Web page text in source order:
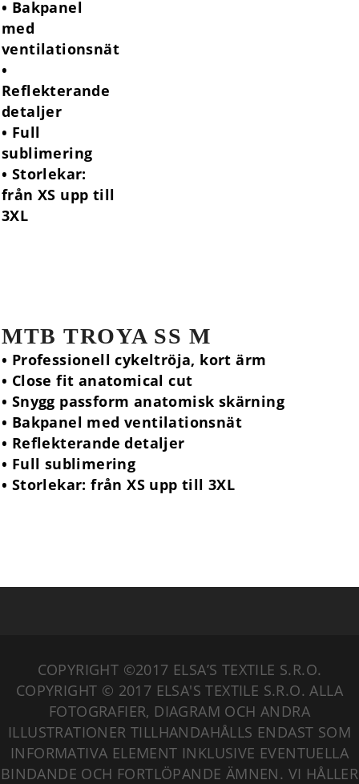
• Bakpanel
med
ventilationsnät
•
Reflekterande
detaljer
• Full
sublimering
• Storlekar:
från XS upp till
3XL
MTB TROYA SS M
• Professionell cykeltröja, kort ärm
• Close fit anatomical cut
• Snygg passform anatomisk skärning
• Bakpanel med ventilationsnät
• Reflekterande detaljer
• Full sublimering
• Storlekar: från XS upp till 3XL
COPYRIGHT ©2017 ELSA’S TEXTILE S.R.O.
COPYRIGHT © 2017 ELSA'S TEXTILE S.R.O. ALLA
FOTOGRAFIER, DIAGRAM OCH ANDRA
ILLUSTRATIONER TILLHANDAHÅLLS ENDAST SOM
INFORMATIVA ELEMENT INKLUSIVE EVENTUELLA
BINDANDE OCH FORTLÖPANDE ÄMNEN. VI HÅLLER